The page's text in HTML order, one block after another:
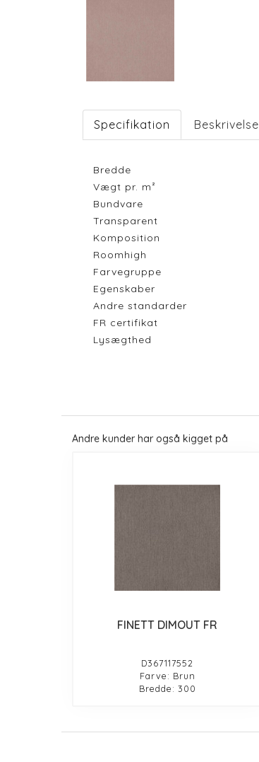
Specifikation Beskrivelse
Bredde
Vægt pr. m²
Bundvare
Transparent
Komposition
Roomhigh
Farvegruppe
Egenskaber
Andre standarder
FR certifikat
Lysægthed
Andre kunder har også kigget på
FINETT DIMOUT FR
D367117552
Farve: Brun
Bredde: 300